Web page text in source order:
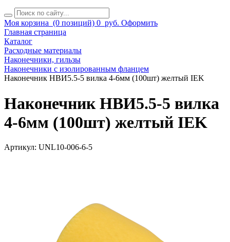
Моя корзина (0 позиций) 0 руб. Оформить
Главная страница
Каталог
Расходные материалы
Наконечники, гильзы
Наконечники с изолированным фланцем
Наконечник НВИ5.5-5 вилка 4-6мм (100шт) желтый IEK
Наконечник НВИ5.5-5 вилка
4-6мм (100шт) желтый IEK
Артикул: UNL10-006-6-5